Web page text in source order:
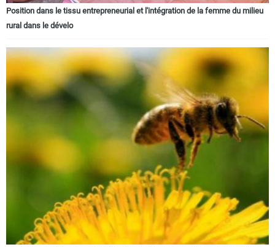
Position dans le tissu entrepreneurial et l'intégration de la femme du milieu
rural dans le dévelo